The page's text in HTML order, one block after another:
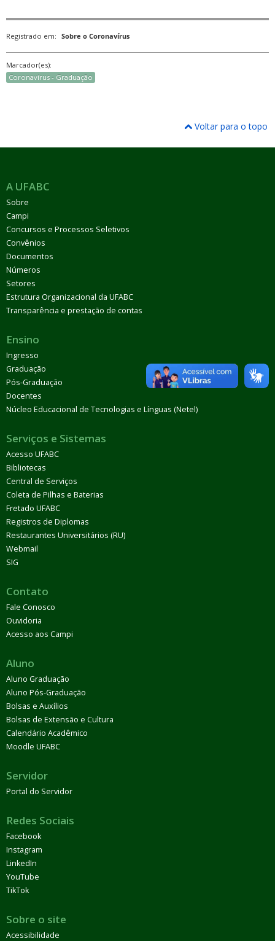
Registrado em: Sobre o Coronavírus
Marcador(es):
Coronavírus - Graduação
Voltar para o topo
A UFABC
Sobre
Campi
Concursos e Processos Seletivos
Convênios
Documentos
Números
Setores
Estrutura Organizacional da UFABC
Transparência e prestação de contas
Ensino
Ingresso
Graduação
Pós-Graduação
Docentes
Núcleo Educacional de Tecnologias e Línguas (Netel)
Serviços e Sistemas
Acesso UFABC
Bibliotecas
Central de Serviços
Coleta de Pilhas e Baterias
Fretado UFABC
Registros de Diplomas
Restaurantes Universitários (RU)
Webmail
SIG
Contato
Fale Conosco
Ouvidoria
Acesso aos Campi
Aluno
Aluno Graduação
Aluno Pós-Graduação
Bolsas e Auxílios
Bolsas de Extensão e Cultura
Calendário Acadêmico
Moodle UFABC
Servidor
Portal do Servidor
Redes Sociais
Facebook
Instagram
LinkedIn
YouTube
TikTok
Sobre o site
Acessibilidade